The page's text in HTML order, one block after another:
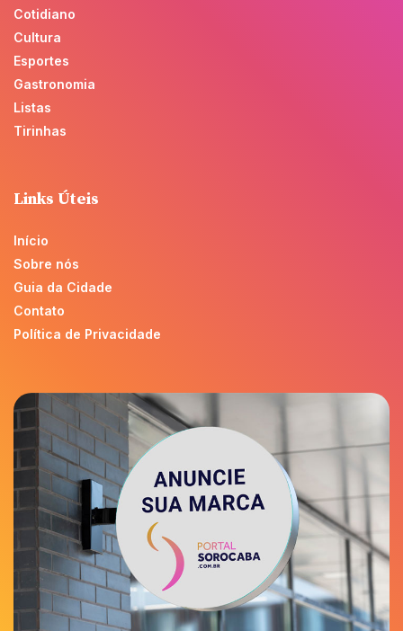
Cotidiano
Cultura
Esportes
Gastronomia
Listas
Tirinhas
Links Úteis
Início
Sobre nós
Guia da Cidade
Contato
Política de Privacidade